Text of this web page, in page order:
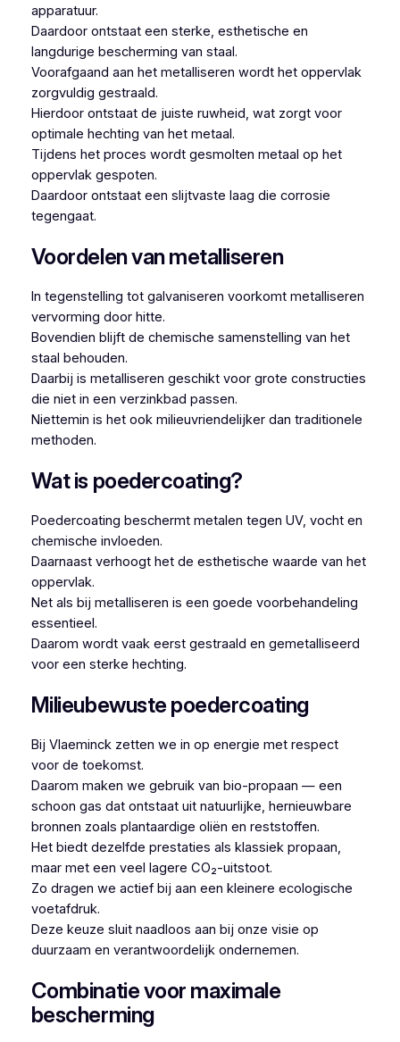
apparatuur.
Daardoor ontstaat een sterke, esthetische en
langdurige bescherming van staal.
Voorafgaand aan het metalliseren wordt het oppervlak
zorgvuldig gestraald.
Hierdoor ontstaat de juiste ruwheid, wat zorgt voor
optimale hechting van het metaal.
Tijdens het proces wordt gesmolten metaal op het
oppervlak gespoten.
Daardoor ontstaat een slijtvaste laag die corrosie
tegengaat.
Voordelen van metalliseren
In tegenstelling tot galvaniseren voorkomt metalliseren
vervorming door hitte.
Bovendien blijft de chemische samenstelling van het
staal behouden.
Daarbij is metalliseren geschikt voor grote constructies
die niet in een verzinkbad passen.
Niettemin is het ook milieuvriendelijker dan traditionele
methoden.
Wat is poedercoating?
Poedercoating beschermt metalen tegen UV, vocht en
chemische invloeden.
Daarnaast verhoogt het de esthetische waarde van het
oppervlak.
Net als bij metalliseren is een goede voorbehandeling
essentieel.
Daarom wordt vaak eerst gestraald en gemetalliseerd
voor een sterke hechting.
Milieubewuste poedercoating
Bij Vlaeminck zetten we in op energie met respect
voor de toekomst.
Daarom maken we gebruik van bio-propaan — een
schoon gas dat ontstaat uit natuurlijke, hernieuwbare
bronnen zoals plantaardige oliën en reststoffen.
Het biedt dezelfde prestaties als klassiek propaan,
maar met een veel lagere CO₂-uitstoot.
Zo dragen we actief bij aan een kleinere ecologische
voetafdruk.
Deze keuze sluit naadloos aan bij onze visie op
duurzaam en verantwoordelijk ondernemen.
Combinatie voor maximale
bescherming